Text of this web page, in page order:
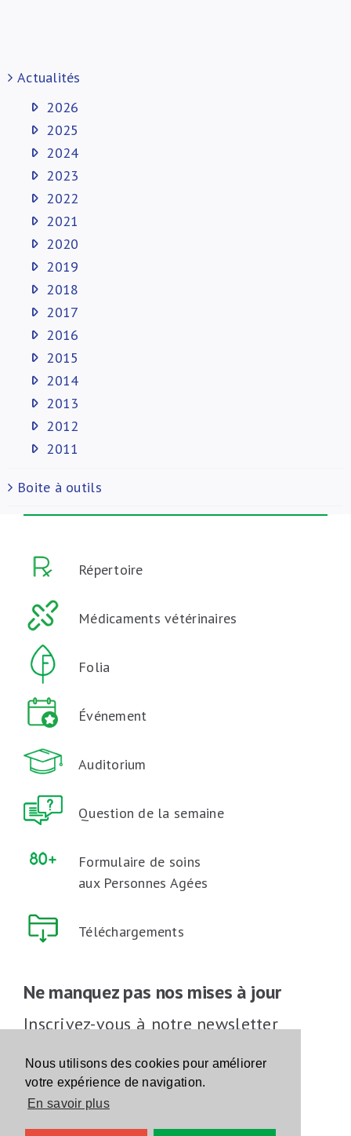
Nous utilisons des cookies pour améliorer
votre expérience de navigation.
En savoir plus
Actualités
2026
2025
2024
2023
2022
2021
2020
2019
2018
2017
2016
2015
2014
2013
2012
2011
Boite à outils
Répertoire
Médicaments vétérinaires
Folia
Événement
Auditorium
Question de la semaine
Formulaire de soins
aux Personnes Agées
Téléchargements
Ne manquez pas nos mises à jour
Inscrivez-vous à notre newsletter
Inscrivez-vous
Suivez-nous sur les réseaux sociaux